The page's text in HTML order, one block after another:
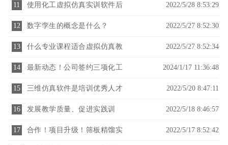
系统
11 使用化工虚拟仿真实训软件后
的心得体会
2022/5/28 8:53:29
12 数字孪生的概念是什么？ 2022/5/27 8:52:30
13 什么专业课程适合虚拟仿真教
学？
2022/5/27 8:52:34
14 最新动态！公司签约三项化工
虚拟仿真实训项目！
2024/1/17 11:36:48
15 三维仿真软件是培训优秀人才
的重要方式
2022/5/20 8:47:11
16 发展教学质量、促进实践训
练，学习中的好帮手——三维
2022/5/18 8:46:57
17 合作！项目升级！筛板精馏实 2022/5/17 8:52:42